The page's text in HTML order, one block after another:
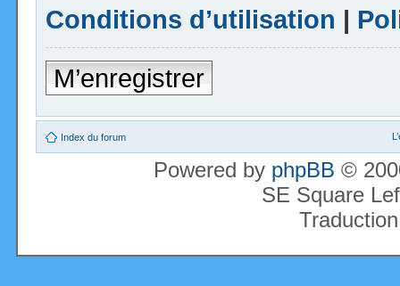
Conditions d’utilisation |
M’enregistrer
Index du forum
Powered by phpBB ©
SE Square